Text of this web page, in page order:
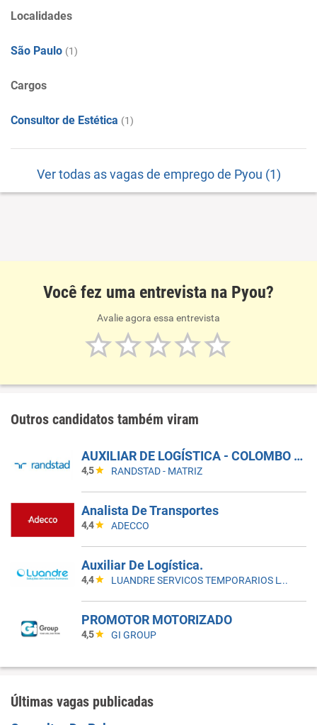
Localidades
São Paulo (1)
Cargos
Consultor de Estética (1)
Ver todas as vagas de emprego de Pyou (1)
Você fez uma entrevista na Pyou?
Avalie agora essa entrevista
Outros candidatos também viram
AUXILIAR DE LOGÍSTICA - COLOMBO - PR
4,5 RANDSTAD - MATRIZ
Analista De Transportes
4,4 ADECCO
Auxiliar De Logística.
4,4 LUANDRE SERVICOS TEMPORARIOS LTDA. (C-I)
PROMOTOR MOTORIZADO
4,5 GI GROUP
Últimas vagas publicadas